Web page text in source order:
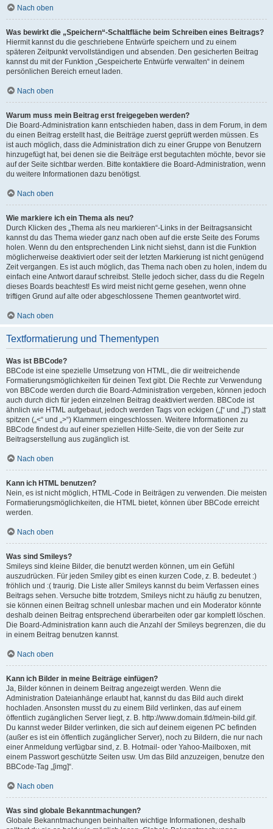
Nach oben
Was bewirkt die „Speichern“-Schaltfläche beim Schreiben eines Beitrags?
Hiermit kannst du die geschriebene Entwürfe speichern und zu einem
späteren Zeitpunkt vervollständigen und absenden. Den gesicherten Beitrag
kannst du mit der Funktion „Gespeicherte Entwürfe verwalten“ in deinem
persönlichen Bereich erneut laden.
Nach oben
Warum muss mein Beitrag erst freigegeben werden?
Die Board-Administration kann entschieden haben, dass in dem Forum, in dem
du einen Beitrag erstellt hast, die Beiträge zuerst geprüft werden müssen. Es
ist auch möglich, dass die Administration dich zu einer Gruppe von Benutzern
hinzugefügt hat, bei denen sie die Beiträge erst begutachten möchte, bevor sie
auf der Seite sichtbar werden. Bitte kontaktiere die Board-Administration, wenn
du weitere Informationen dazu benötigst.
Nach oben
Wie markiere ich ein Thema als neu?
Durch Klicken des „Thema als neu markieren“-Links in der Beitragsansicht
kannst du das Thema wieder ganz nach oben auf die erste Seite des Forums
holen. Wenn du den entsprechenden Link nicht siehst, dann ist die Funktion
möglicherweise deaktiviert oder seit der letzten Markierung ist nicht genügend
Zeit vergangen. Es ist auch möglich, das Thema nach oben zu holen, indem du
einfach eine Antwort darauf schreibst. Stelle jedoch sicher, dass du die Regeln
dieses Boards beachtest! Es wird meist nicht gerne gesehen, wenn ohne
triftigen Grund auf alte oder abgeschlossene Themen geantwortet wird.
Nach oben
Textformatierung und Thementypen
Was ist BBCode?
BBCode ist eine spezielle Umsetzung von HTML, die dir weitreichende
Formatierungsmöglichkeiten für deinen Text gibt. Die Rechte zur Verwendung
von BBCode werden durch die Board-Administration vergeben, können jedoch
auch durch dich für jeden einzelnen Beitrag deaktiviert werden. BBCode ist
ähnlich wie HTML aufgebaut, jedoch werden Tags von eckigen („[“ und „]“) statt
spitzen („<“ und „>“) Klammern eingeschlossen. Weitere Informationen zu
BBCode findest du auf einer speziellen Hilfe-Seite, die von der Seite zur
Beitragserstellung aus zugänglich ist.
Nach oben
Kann ich HTML benutzen?
Nein, es ist nicht möglich, HTML-Code in Beiträgen zu verwenden. Die meisten
Formatierungsmöglichkeiten, die HTML bietet, können über BBCode erreicht
werden.
Nach oben
Was sind Smileys?
Smileys sind kleine Bilder, die benutzt werden können, um ein Gefühl
auszudrücken. Für jeden Smiley gibt es einen kurzen Code, z. B. bedeutet :)
fröhlich und :( traurig. Die Liste aller Smileys kannst du beim Verfassen eines
Beitrags sehen. Versuche bitte trotzdem, Smileys nicht zu häufig zu benutzen,
sie können einen Beitrag schnell unlesbar machen und ein Moderator könnte
deshalb deinen Beitrag entsprechend überarbeiten oder gar komplett löschen.
Die Board-Administration kann auch die Anzahl der Smileys begrenzen, die du
in einem Beitrag benutzen kannst.
Nach oben
Kann ich Bilder in meine Beiträge einfügen?
Ja, Bilder können in deinem Beitrag angezeigt werden. Wenn die
Administration Dateianhänge erlaubt hat, kannst du das Bild auch direkt
hochladen. Ansonsten musst du zu einem Bild verlinken, das auf einem
öffentlich zugänglichen Server liegt, z. B. http://www.domain.tld/mein-bild.gif.
Du kannst weder Bilder verlinken, die sich auf deinem eigenen PC befinden
(außer es ist ein öffentlich zugänglicher Server), noch zu Bildern, die nur nach
einer Anmeldung verfügbar sind, z. B. Hotmail- oder Yahoo-Mailboxen, mit
einem Passwort geschützte Seiten usw. Um das Bild anzuzeigen, benutze den
BBCode-Tag „[img]“.
Nach oben
Was sind globale Bekanntmachungen?
Globale Bekanntmachungen beinhalten wichtige Informationen, deshalb